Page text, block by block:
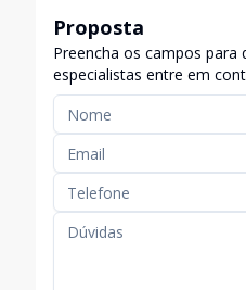
Proposta
Preencha os campos para
especialistas entre em